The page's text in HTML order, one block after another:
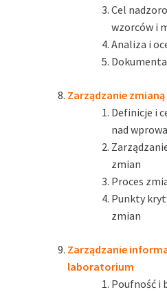
Cel
wzorców i
Analiza i
Zarządzanie
Definicje i
nad
zmian
Proces
Punkty
zmian
Zarządzanie
laboratorium
Poufność i